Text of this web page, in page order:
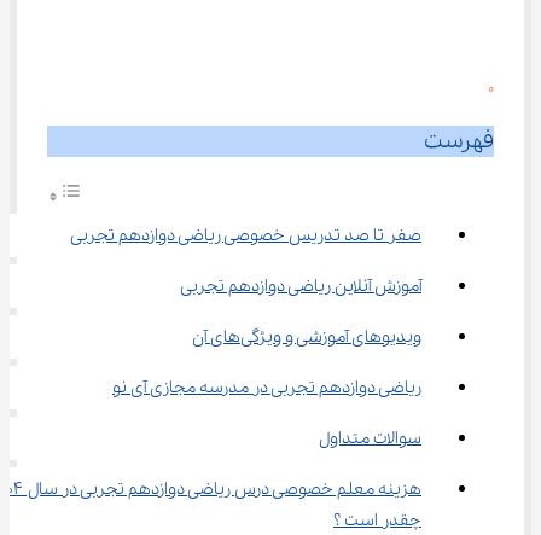
0
فهرست
صفر تا صد تدریس خصوصی ریاضی دوازدهم تجربی
آموزش آنلاین ریاضی دوازدهم تجربی
ویدیوهای آموزشی و ویژگی‌های آن
ریاضی دوازدهم تجربی در مدرسه مجازی آی نو
سوالات متداول
چقدر است ؟